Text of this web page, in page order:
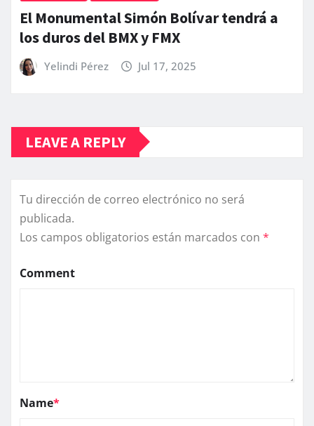
El Monumental Simón Bolívar tendrá a
los duros del BMX y FMX
Yelindi Pérez Jul 17, 2025
LEAVE A REPLY
Tu dirección de correo electrónico no será
publicada.
Los campos obligatorios están marcados con *
Comment
Name*